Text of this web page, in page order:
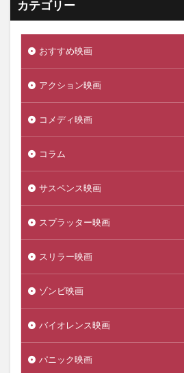
カテゴリー
おすすめ映画
アクション映画
コメディ映画
コラム
サスペンス映画
スプラッター映画
スリラー映画
ゾンビ映画
バイオレンス映画
パニック映画